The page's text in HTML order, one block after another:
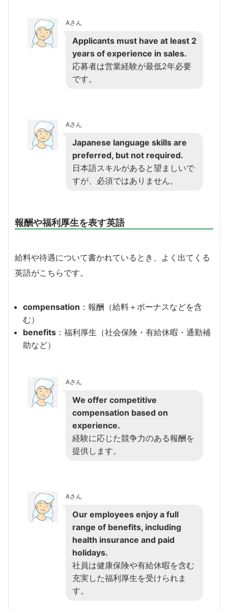
Aさん
Applicants must have at least 2
years of experience in sales.
応募者は営業経験が最低2年必要
です。
Aさん
Japanese language skills are
preferred, but not required.
日本語スキルがあると望ましいで
すが、必須ではありません。
報酬や福利厚生を表す英語
給料や待遇について書かれているとき、よく出てくる
英語がこちらです。
compensation ：報酬（給料＋ボーナスなどを含
む）
benefits ：福利厚生（社会保険・有給休暇・通勤補
助など）
Aさん
We offer competitive
compensation based on
experience.
経験に応じた競争力のある報酬を
提供します。
Aさん
Our employees enjoy a full
range of benefits, including
health insurance and paid
holidays.
社員は健康保険や有給休暇を含む
充実した福利厚生を受けられま
す。